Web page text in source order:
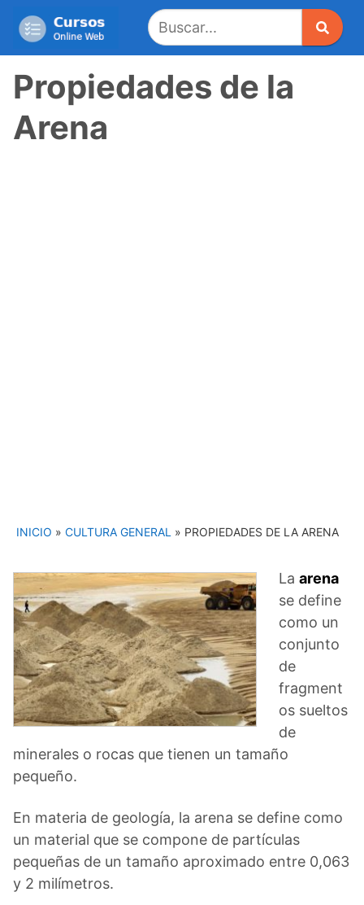
Propiedades de la
Arena
INICIO » CULTURA GENERAL » PROPIEDADES DE LA ARENA
La arena
se define
como un
conjunto
de
fragment
os sueltos
de
minerales o rocas que tienen un tamaño
pequeño.
En materia de geología, la arena se define como
un material que se compone de partículas
pequeñas de un tamaño aproximado entre 0,063
y 2 milímetros.